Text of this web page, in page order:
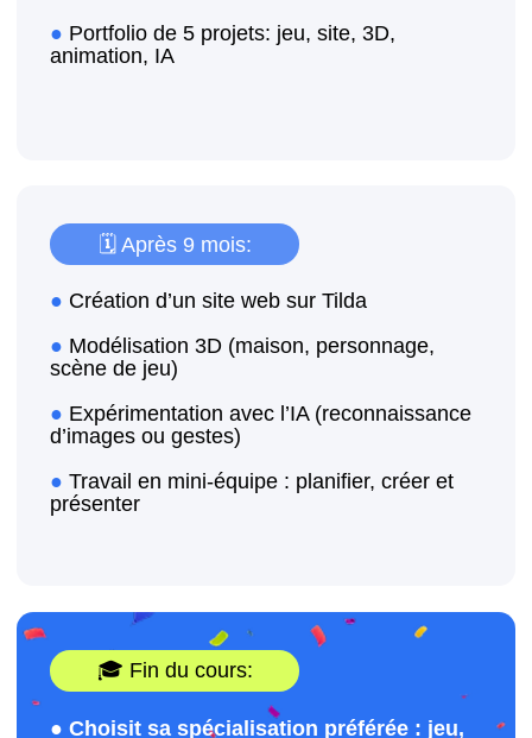
Inscrivez-vous à un cours d’essai
Certificat reconnu